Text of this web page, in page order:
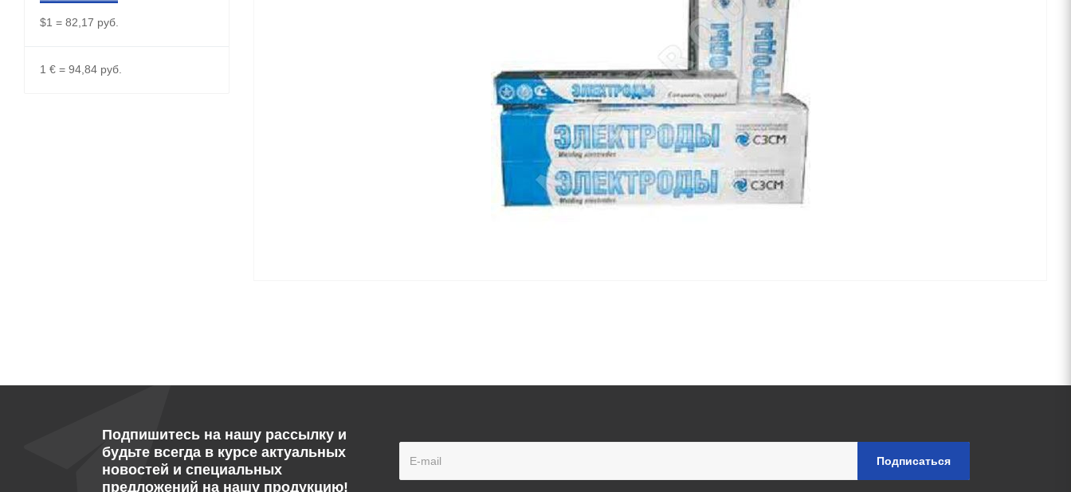
$1 = 82,17 руб.
1 € = 94,84 руб.
Подпишитесь на нашу рассылку и
будьте всегда в курсе актуальных
новостей и специальных
предложений на нашу продукцию!